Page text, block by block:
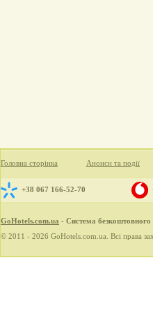
Головна сторінка Анонси та події
+38 067 166-52-70
GoHotels.com.ua - Система безкоштовного
© 2011 - 2026 GoHotels.com.ua. Всі права